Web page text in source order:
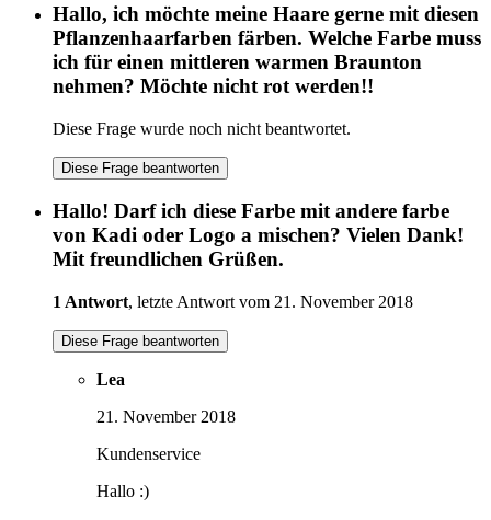
Hallo, ich möchte meine Haare gerne mit diesen
Pflanzenhaarfarben färben. Welche Farbe muss
ich für einen mittleren warmen Braunton
nehmen? Möchte nicht rot werden!!
Diese Frage wurde noch nicht beantwortet.
Diese Frage beantworten
Hallo! Darf ich diese Farbe mit andere farbe
von Kadi oder Logo a mischen? Vielen Dank!
Mit freundlichen Grüßen.
1 Antwort, letzte Antwort vom 21. November 2018
Diese Frage beantworten
Lea
21. November 2018
Kundenservice
Hallo :)